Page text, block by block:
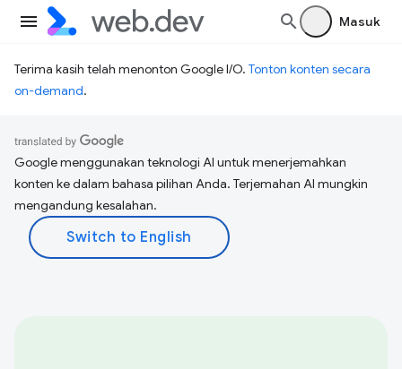
Masuk
Terima kasih telah menonton Google I/O. Tonton konten secara
on-demand.
Google menggunakan teknologi AI untuk menerjemahkan
konten ke dalam bahasa pilihan Anda. Terjemahan AI mungkin
mengandung kesalahan.